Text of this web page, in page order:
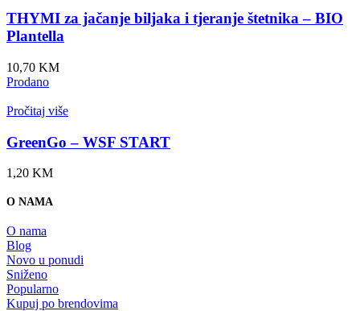
THYMI za jačanje biljaka i tjeranje štetnika – BIO
Plantella
10,70 KM
Prodano
Pročitaj više
GreenGo – WSF START
1,20 KM
O NAMA
O nama
Blog
Novo u ponudi
Sniženo
Popularno
Kupuj po brendovima